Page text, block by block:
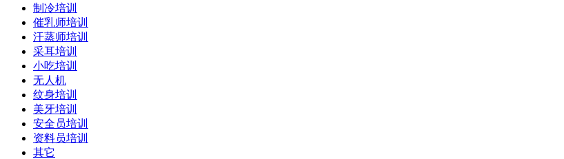
制冷培训
催乳师培训
汗蒸师培训
采耳培训
小吃培训
无人机
纹身培训
美牙培训
安全员培训
资料员培训
其它